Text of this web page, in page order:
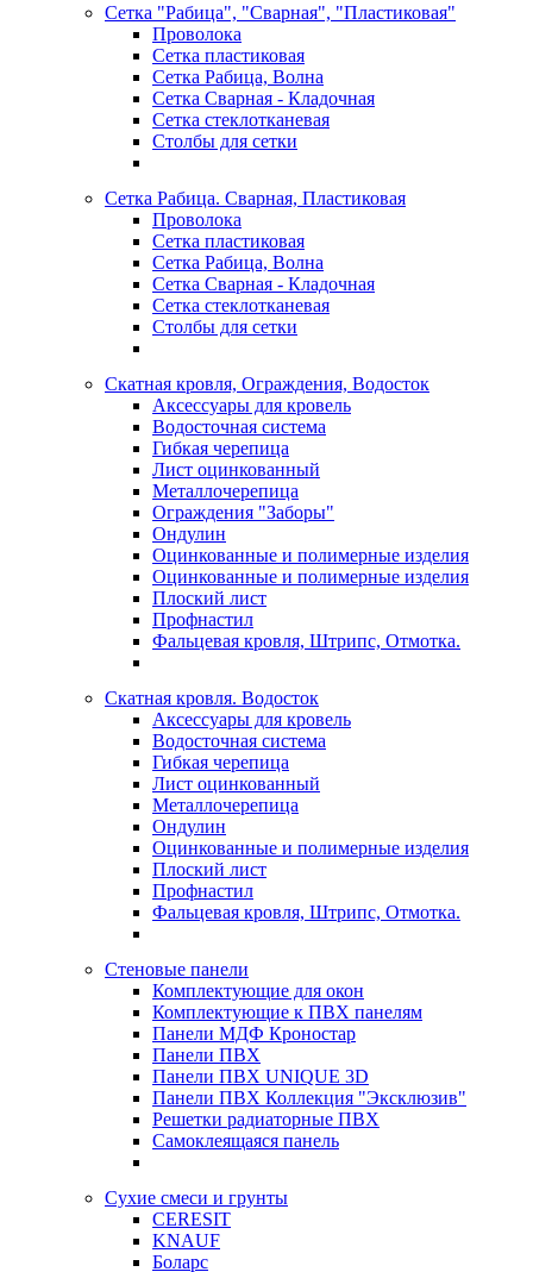
Сетка "Рабица", "Сварная", "Пластиковая"
Проволока
Сетка пластиковая
Сетка Рабица, Волна
Сетка Сварная - Кладочная
Сетка стеклотканевая
Столбы для сетки
Сетка Рабица. Сварная, Пластиковая
Проволока
Сетка пластиковая
Сетка Рабица, Волна
Сетка Сварная - Кладочная
Сетка стеклотканевая
Столбы для сетки
Скатная кровля, Ограждения, Водосток
Аксессуары для кровель
Водосточная система
Гибкая черепица
Лист оцинкованный
Металлочерепица
Ограждения "Заборы"
Ондулин
Оцинкованные и полимерные изделия
Оцинкованные и полимерные изделия
Плоский лист
Профнастил
Фальцевая кровля, Штрипс, Отмотка.
Скатная кровля. Водосток
Аксессуары для кровель
Водосточная система
Гибкая черепица
Лист оцинкованный
Металлочерепица
Ондулин
Оцинкованные и полимерные изделия
Плоский лист
Профнастил
Фальцевая кровля, Штрипс, Отмотка.
Стеновые панели
Комплектующие для окон
Комплектующие к ПВХ панелям
Панели МДФ Кроностар
Панели ПВХ
Панели ПВХ UNIQUE 3D
Панели ПВХ Коллекция "Эксклюзив"
Решетки радиаторные ПВХ
Самоклеящаяся панель
Сухие смеси и грунты
CERESIT
KNAUF
Боларс